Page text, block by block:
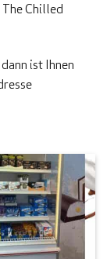
Chilled
ist Ihnen